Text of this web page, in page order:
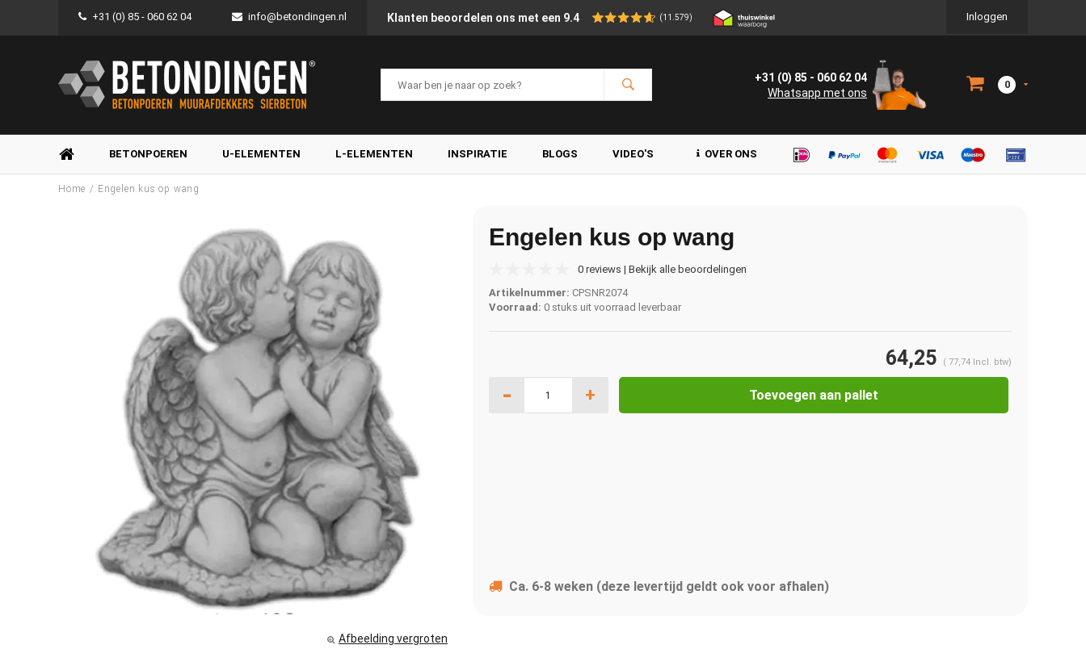
+31 (0) 85 - 060 62 04 info@betondingen.nl Klanten beoordelen ons met een 9.4 (11.579) Inloggen
+31 (0) 85 - 060 62 04
Whatsapp met ons
0
BETONPOEREN U-ELEMENTEN L-ELEMENTEN INSPIRATIE BLOGS VIDEO'S OVER ONS
Home / Engelen kus op wang
Afbeelding vergroten
Engelen kus op wang
0 reviews | Bekijk alle beoordelingen
Artikelnummer: CPSNR2074
Voorraad: 0 stuks uit voorraad leverbaar
64,25 ( 77,74 Incl. btw)
- + Toevoegen aan pallet
Ca. 6-8 weken (deze levertijd geldt ook voor afhalen)